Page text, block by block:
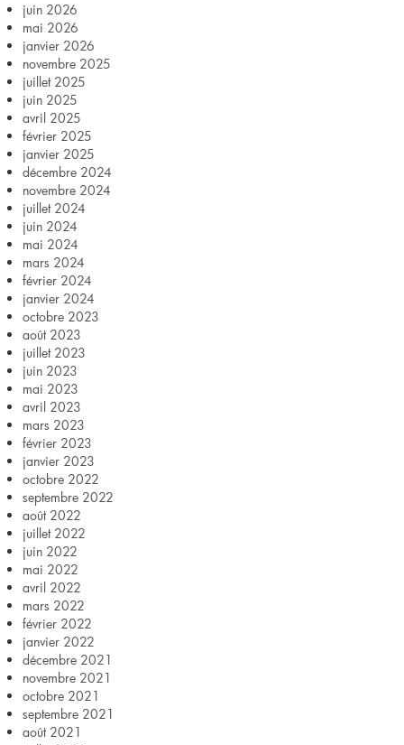
juin 2026
mai 2026
janvier 2026
novembre 2025
juillet 2025
juin 2025
avril 2025
février 2025
janvier 2025
décembre 2024
novembre 2024
juillet 2024
juin 2024
mai 2024
mars 2024
février 2024
janvier 2024
octobre 2023
août 2023
juillet 2023
juin 2023
mai 2023
avril 2023
mars 2023
février 2023
janvier 2023
octobre 2022
septembre 2022
août 2022
juillet 2022
juin 2022
mai 2022
avril 2022
mars 2022
février 2022
janvier 2022
décembre 2021
novembre 2021
octobre 2021
septembre 2021
août 2021